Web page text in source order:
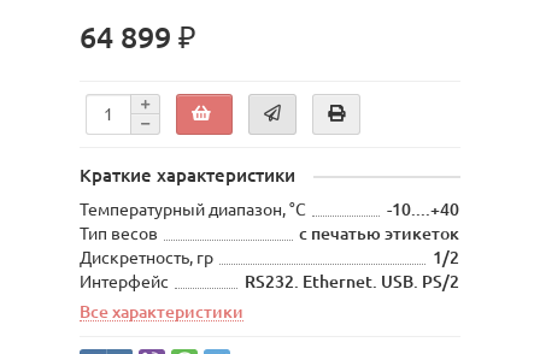
64 899 ₽
Краткие характеристики
Температурный диапазон, °С
-10....+40
Тип весов
с печатью этикеток
Дискретность, гр
1/2
Интерфейс
RS232. Ethernet. USB. PS/2
Все характеристики